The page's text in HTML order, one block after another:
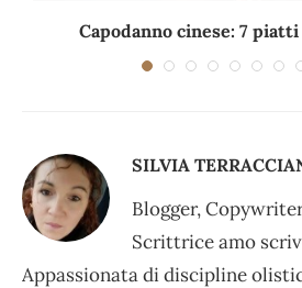
Capodanno cinese: 7
SILVIA
Blogger,
Scrittrice amo
Appassionata di discipline